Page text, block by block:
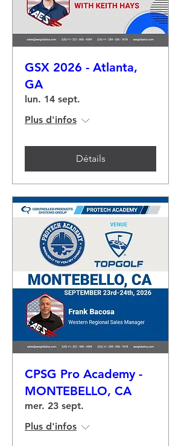
GSX 2026 - Atlanta,
GA
lun. 14 sept.
Plus d'infos
Détails
CPSG Pro Academy -
MONTEBELLO, CA
mer. 23 sept.
Plus d'infos